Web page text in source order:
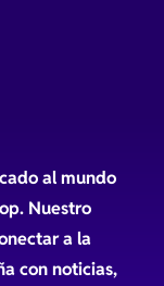
al mundo
Nuestro
a la
con noticias,